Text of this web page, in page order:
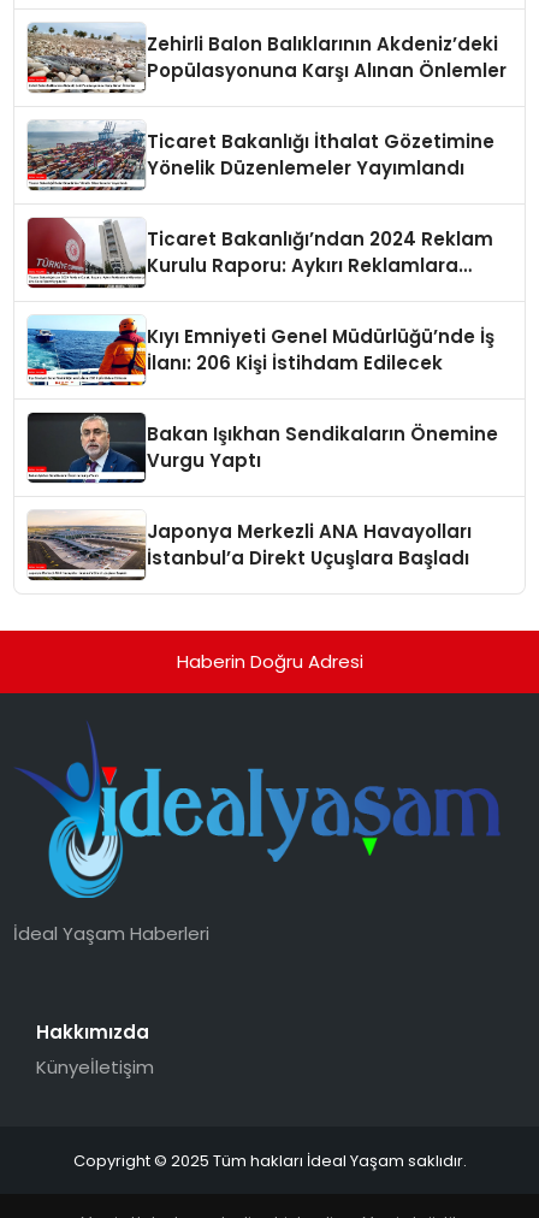
Zehirli Balon Balıklarının Akdeniz’deki
Popülasyonuna Karşı Alınan Önlemler
Ticaret Bakanlığı İthalat Gözetimine
Yönelik Düzenlemeler Yayımlandı
Ticaret Bakanlığı’ndan 2024 Reklam
Kurulu Raporu: Aykırı Reklamlara
Kıyı Emniyeti Genel Müdürlüğü’nde İş
İlanı: 206 Kişi İstihdam Edilecek
Bakan Işıkhan Sendikaların Önemine
Vurgu Yaptı
Japonya Merkezli ANA Havayolları
İstanbul’a Direkt Uçuşlara Başladı
Haberin Doğru Adresi
İdeal Yaşam Haberleri
Hakkımızda
Künyeİletişim
Copyright © 2025 Tüm hakları İdeal Yaşam saklıdır.